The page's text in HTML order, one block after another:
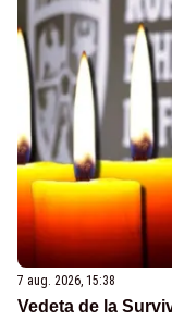
7 aug. 2026, 15:38
Vedeta de la